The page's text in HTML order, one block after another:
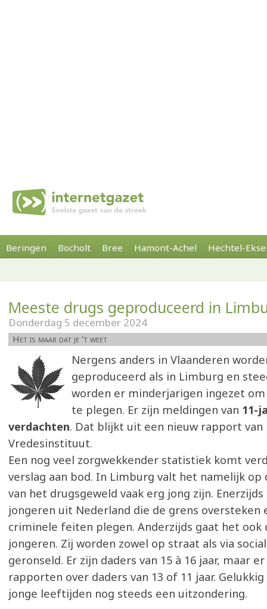
Beringen Bocholt Bree Hamont-Achel Hechtel-
Meeste drugs geproduceerd in
Donderdag 5 december 2024
Het is maar dat je 't weet
Nergens anders in Vlaanderen
geproduceerd als in Limburg en
worden er minderjarigen ingezet
te plegen. Er zijn meldingen van 11-
verdachten. Dat blijkt uit een nieuw rapport van
Vredesinstituut.
Een nog veel zorgwekkender statistiek komt
verslag aan bod. In Limburg valt het namelijk op
van het drugsgeweld vaak erg jong zijn.
jongeren uit Nederland die de grens oversteken
criminele feiten plegen. Anderzijds gaat het ook
jongeren. Zij worden zowel op straat als via
geronseld. Er zijn daders van 15 à 16 jaar, maar
rapporten over daders van 13 of 11 jaar.
jonge leeftijden nog steeds een uitzondering.